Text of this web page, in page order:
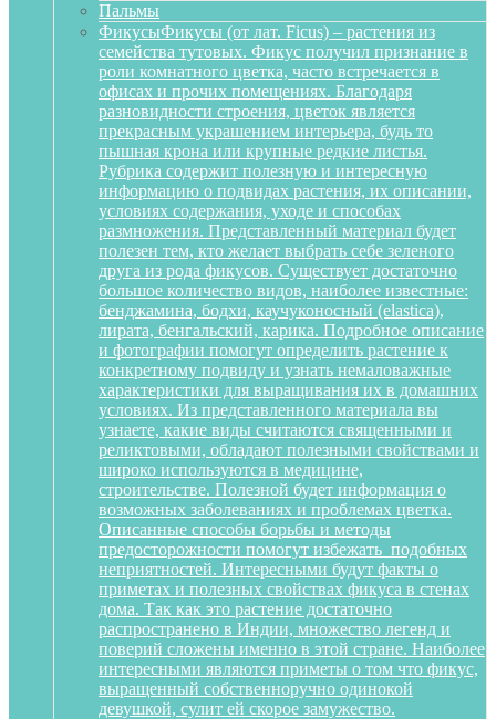
Пальмы
ФикусыФикусы (от лат. Ficus) – растения из
семейства тутовых. Фикус получил признание в
роли комнатного цветка, часто встречается в
офисах и прочих помещениях. Благодаря
разновидности строения, цветок является
прекрасным украшением интерьера, будь то
пышная крона или крупные редкие листья.
Рубрика содержит полезную и интересную
информацию о подвидах растения, их описании,
условиях содержания, уходе и способах
размножения. Представленный материал будет
полезен тем, кто желает выбрать себе зеленого
друга из рода фикусов. Существует достаточно
большое количество видов, наиболее известные:
бенджамина, бодхи, каучуконосный (elastica),
лирата, бенгальский, карика. Подробное описание
и фотографии помогут определить растение к
конкретному подвиду и узнать немаловажные
характеристики для выращивания их в домашних
условиях. Из представленного материала вы
узнаете, какие виды считаются священными и
реликтовыми, обладают полезными свойствами и
широко используются в медицине,
строительстве. Полезной будет информация о
возможных заболеваниях и проблемах цветка.
Описанные способы борьбы и методы
предосторожности помогут избежать подобных
неприятностей. Интересными будут факты о
приметах и полезных свойствах фикуса в стенах
дома. Так как это растение достаточно
распространено в Индии, множество легенд и
поверий сложены именно в этой стране. Наиболее
интересными являются приметы о том что фикус,
выращенный собственноручно одинокой
девушкой, сулит ей скорое замужество.